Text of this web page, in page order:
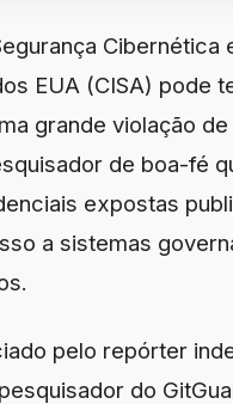
Cibernética
EUA (CISA) pode
grande violação
de boa-fé
expostas
a sistemas
pelo repórter
do